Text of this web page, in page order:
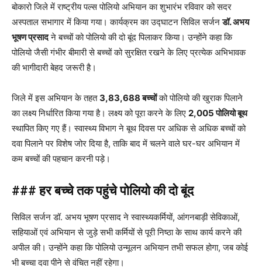
बोकारो जिले में राष्ट्रीय पल्स पोलियो अभियान का शुभारंभ रविवार को सदर
अस्पताल सभागार में किया गया। कार्यक्रम का उद्घाटन सिविल सर्जनडॉ. अभय
भूषण प्रसादने बच्चों को पोलियो की दो बूंद पिलाकर किया। उन्होंने कहा कि
पोलियो जैसी गंभीर बीमारी से बच्चों को सुरक्षित रखने के लिए प्रत्येक अभिभावक
की भागीदारी बेहद जरूरी है।
जिले में इस अभियान के तहत 3,83,688 बच्चोंको पोलियो की खुराक पिलाने
का लक्ष्य निर्धारित किया गया है। लक्ष्य को पूरा करने के लिए 2,005 पोलियो बूथ
स्थापित किए गए हैं। स्वास्थ्य विभाग ने बूथ दिवस पर अधिक से अधिक बच्चों को
दवा पिलाने पर विशेष जोर दिया है, ताकि बाद में चलने वाले घर-घर अभियान में
कम बच्चों की पहचान करनी पड़े।
### हर बच्चे तक पहुंचे पोलियो की दो बूंद
सिविल सर्जन डॉ. अभय भूषण प्रसाद ने स्वास्थ्यकर्मियों, आंगनबाड़ी सेविकाओं,
सहियाओं एवं अभियान से जुड़े सभी कर्मियों से पूरी निष्ठा के साथ कार्य करने की
अपील की। उन्होंने कहा कि पोलियो उन्मूलन अभियान तभी सफल होगा, जब कोई
भी बच्चा दवा पीने से वंचित नहीं रहेगा।